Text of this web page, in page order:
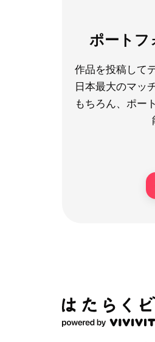
ポートフ
作品を投稿して
日本最大のマッ
もちろん、ポー